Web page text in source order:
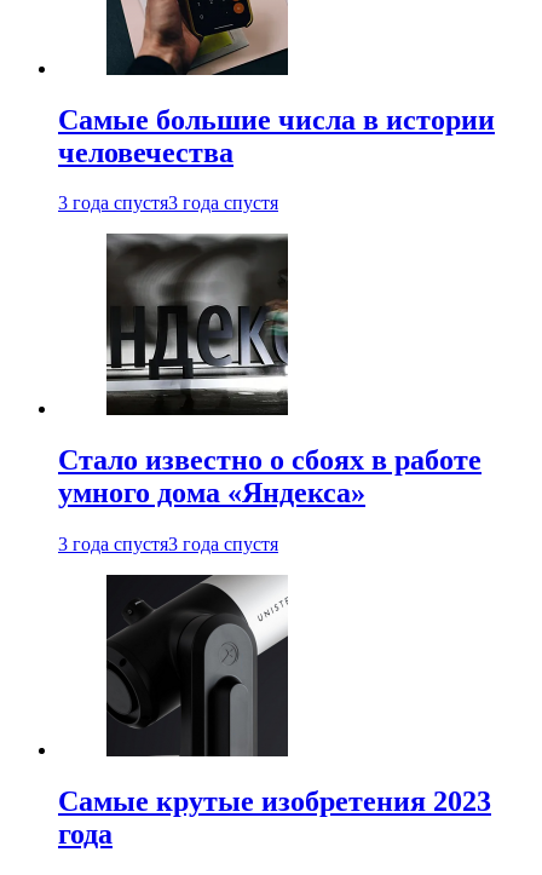
Самые большие числа в истории
человечества
3 года спустя3 года спустя
Стало известно о сбоях в работе
умного дома «Яндекса»
3 года спустя3 года спустя
Самые крутые изобретения 2023
года